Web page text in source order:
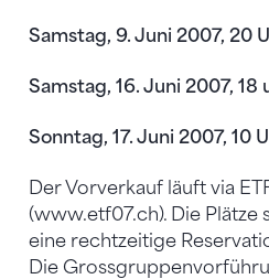
Samstag, 9. Juni 2007, 20
Samstag, 16. Juni 2007, 18
Sonntag, 17. Juni 2007, 10
Der Vorverkauf läuft via
(www.etf07.ch). Die Plätze
eine rechtzeitige
Die